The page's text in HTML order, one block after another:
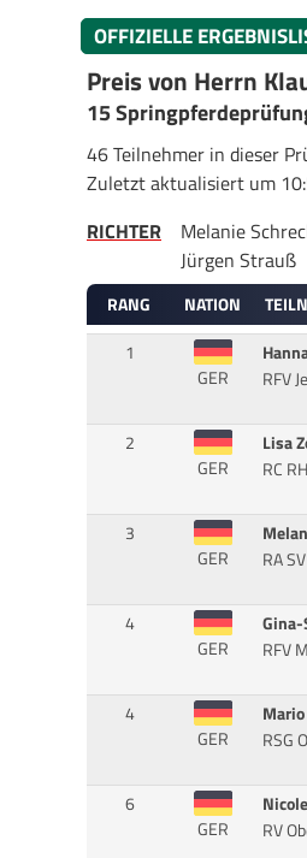
OFFIZIELLE
Preis von Herrn
15
46 Teilnehmer in dieser
Zuletzt aktualisiert um
RICHTER
Melanie
Jürgen Strauß
RANG NATION
1
GER
RFV
2
GER
Lisa
RC
3
GER
RA
4
GER
RFV
4
GER
RSG
6
GER
RV